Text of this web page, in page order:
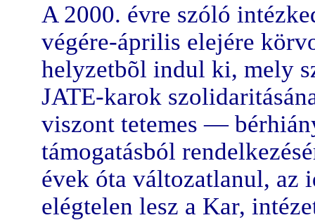
A 2000. évre szóló
végére-április elejére
helyzetbõl indul ki, mely
JATE-karok
viszont tetemes —
támogatásból
évek óta változatlanul, az
elégtelen lesz a Kar,